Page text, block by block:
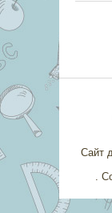
Сайт
.